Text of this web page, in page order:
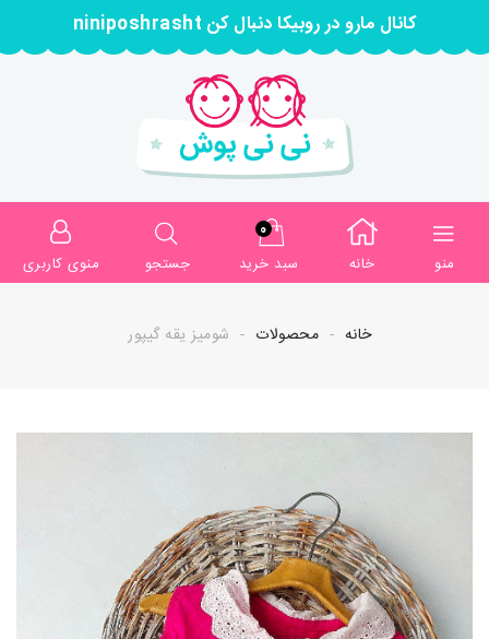
کانال مارو در روبیکا دنبال کن niniposhrasht
منو خانه
0
سبد خرید
جستجو منوی کاربری
خانه محصولات شومیز یقه گیپور